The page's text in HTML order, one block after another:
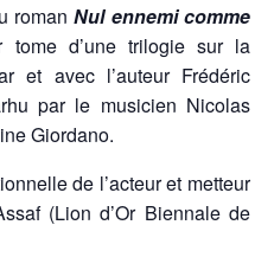
romanNul ennemi comme
tome d’une trilogie sur la
et avec l’auteur Frédéric
par le musicien Nicolas
Giordano.
de l’acteur et metteur
(Lion d’Or Biennale de